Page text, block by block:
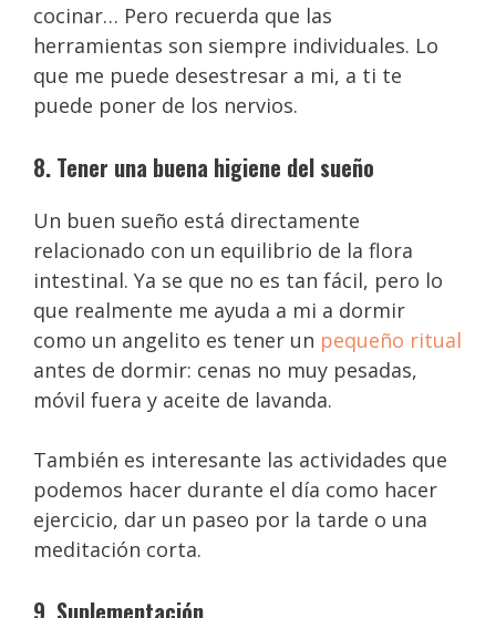
cocinar… Pero recuerda que las
herramientas son siempre individuales. Lo
que me puede desestresar a mi, a ti te
puede poner de los nervios.
8. Tener una buena higiene del sueño
Un buen sueño está directamente
relacionado con un equilibrio de la flora
intestinal. Ya se que no es tan fácil, pero lo
que realmente me ayuda a mi a dormir
como un angelito es tener un pequeño ritual
antes de dormir: cenas no muy pesadas,
móvil fuera y aceite de lavanda.
También es interesante las actividades que
podemos hacer durante el día como hacer
ejercicio, dar un paseo por la tarde o una
meditación corta.
9. Suplementación